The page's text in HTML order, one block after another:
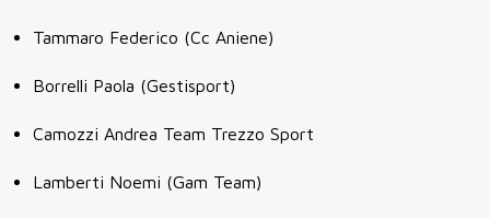
Tammaro Federico (Cc Aniene)
Borrelli Paola (Gestisport)
Camozzi Andrea Team Trezzo Sport
Lamberti Noemi (Gam Team)